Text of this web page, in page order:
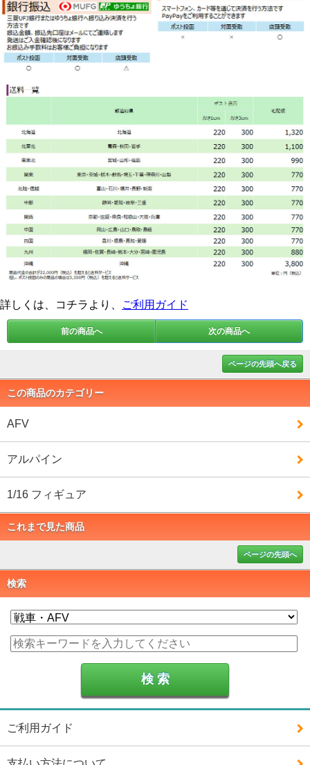
詳しくは、コチラより、 ご利用ガイド
前の商品へ 次の商品へ
ページの先頭へ戻る
この商品のカテゴリー
AFV
アルパイン
1/16 フィギュア
これまで見た商品
ページの先頭へ
検索
ご利用ガイド